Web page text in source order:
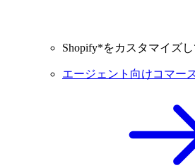
Shopify*をカスタマイズ
エージェント向けコマー